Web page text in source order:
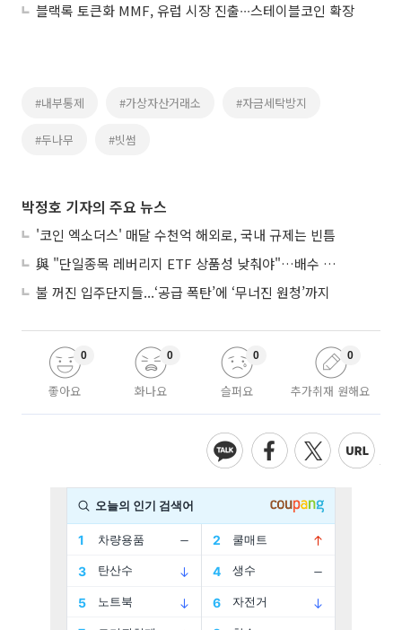
블랙록 토큰화 MMF, 유럽 시장 진출∙∙∙스테이블코인 확장
#내부통제 #가상자산거래소 #자금세탁방지
#두나무 #빗썸
박정호 기자의 주요 뉴스
'코인 엑소더스' 매달 수천억 해외로, 국내 규제는 빈틈
與 "단일종목 레버리지 ETF 상품성 낮춰야"…배수 조정안도 거론
불 꺼진 입주단지들...‘공급 폭탄’에 ‘무너진 원청’까지
좋아요
0
화나요
0
슬퍼요
0
추가취재 원해요
0